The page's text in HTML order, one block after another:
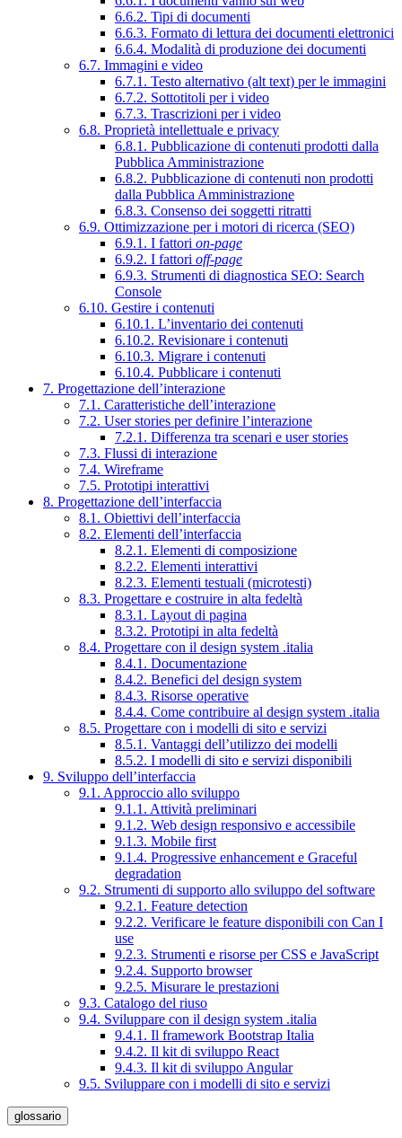
6.6.2. Tipi di documenti
6.6.3. Formato di lettura dei documenti elettronici
6.6.4. Modalità di produzione dei documenti
6.7. Immagini e video
6.7.1. Testo alternativo (alt text) per le immagini
6.7.2. Sottotitoli per i video
6.7.3. Trascrizioni per i video
6.8. Proprietà intellettuale e privacy
6.8.1. Pubblicazione di contenuti prodotti dalla
Pubblica Amministrazione
6.8.2. Pubblicazione di contenuti non prodotti
dalla Pubblica Amministrazione
6.8.3. Consenso dei soggetti ritratti
6.9. Ottimizzazione per i motori di ricerca (SEO)
6.9.1. I fattori on-page
6.9.2. I fattori off-page
6.9.3. Strumenti di diagnostica SEO: Search
Console
6.10. Gestire i contenuti
6.10.1. L’inventario dei contenuti
6.10.2. Revisionare i contenuti
6.10.3. Migrare i contenuti
6.10.4. Pubblicare i contenuti
7. Progettazione dell’interazione
7.1. Caratteristiche dell’interazione
7.2. User stories per definire l’interazione
7.2.1. Differenza tra scenari e user stories
7.3. Flussi di interazione
7.4. Wireframe
7.5. Prototipi interattivi
8. Progettazione dell’interfaccia
8.1. Obiettivi dell’interfaccia
8.2. Elementi dell’interfaccia
8.2.1. Elementi di composizione
8.2.2. Elementi interattivi
8.2.3. Elementi testuali (microtesti)
8.3. Progettare e costruire in alta fedeltà
8.3.1. Layout di pagina
8.3.2. Prototipi in alta fedeltà
8.4. Progettare con il design system .italia
8.4.1. Documentazione
8.4.2. Benefici del design system
8.4.3. Risorse operative
8.4.4. Come contribuire al design system .italia
8.5. Progettare con i modelli di sito e servizi
8.5.1. Vantaggi dell’utilizzo dei modelli
8.5.2. I modelli di sito e servizi disponibili
9. Sviluppo dell’interfaccia
9.1. Approccio allo sviluppo
9.1.1. Attività preliminari
9.1.2. Web design responsivo e accessibile
9.1.3. Mobile first
9.1.4. Progressive enhancement e Graceful
degradation
9.2. Strumenti di supporto allo sviluppo del software
9.2.1. Feature detection
9.2.2. Verificare le feature disponibili con Can I
use
9.2.3. Strumenti e risorse per CSS e JavaScript
9.2.4. Supporto browser
9.2.5. Misurare le prestazioni
9.3. Catalogo del riuso
9.4. Sviluppare con il design system .italia
9.4.1. Il framework Bootstrap Italia
9.4.2. Il kit di sviluppo React
9.4.3. Il kit di sviluppo Angular
9.5. Sviluppare con i modelli di sito e servizi
glossario